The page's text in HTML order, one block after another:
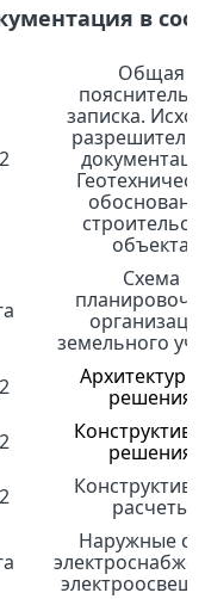
в
Общая
записка.
объекта
Схема
земельного
решения
решения
расчеты
Наружные